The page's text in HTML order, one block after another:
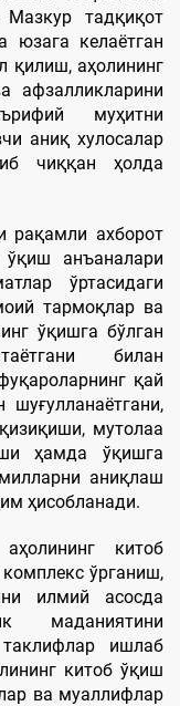
тадқиқот
юзага келаётган
қилиш, аҳолининг
афзалликларини
муҳитни
аниқ хулосалар
чиққан ҳолда
рақамли ахборот
анъаналари
ўртасидаги
тармоқлар ва
ўқишга бўлган
билан
қай
мутолаа
ҳамда ўқишга
аниқлаш
ҳисобланади.
китоб
ўрганиш,
илмий асосда
маданиятини
ишлаб
китоб ўқиш
ва муаллифлар